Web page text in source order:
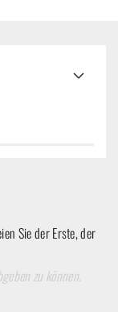
Sie der Erste, der
zu können.